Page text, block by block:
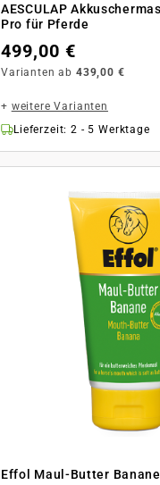
AESCULAP
Pro für Pferde
499,00 €
Varianten ab 439,00 €
+ weitere Varianten
Lieferzeit: 2 - 5 Werktage
Effol Maul-Butter Banane